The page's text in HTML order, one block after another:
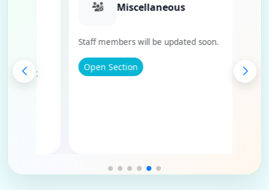
- Library Clerk
Miscellaneous
Staff members will be updated soon.
Open Section